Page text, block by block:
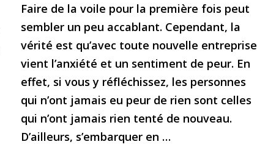
Faire de la voile pour la première fois peut
sembler un peu accablant. Cependant, la
vérité est qu’avec toute nouvelle entreprise
vient l’anxiété et un sentiment de peur. En
effet, si vous y réfléchissez, les personnes
qui n’ont jamais eu peur de rien sont celles
qui n’ont jamais rien tenté de nouveau.
D’ailleurs, s’embarquer en …